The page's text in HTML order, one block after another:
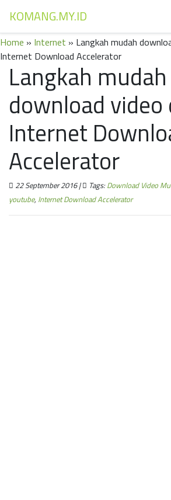
KOMANG.MY.ID
Home » Internet » Langkah mudah
Internet Download Accelerator
Langkah mudah
download video
Internet
Accelerator
22 September 2016 | Tags:Download Video
youtube, Internet Download Accelerator